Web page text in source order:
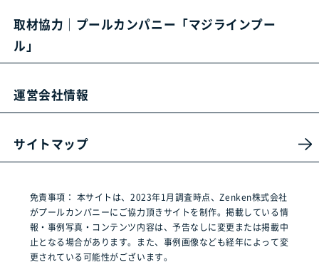
取材協力｜プールカンパニー「マジラインプー
ル」
運営会社情報
サイトマップ
免責事項： 本サイトは、2023年1月調査時点、Zenken株式会社
がプールカンパニーにご協力頂きサイトを制作。掲載している情
報・事例写真・コンテンツ内容は、予告なしに変更または掲載中
止となる場合があります。また、事例画像なども経年によって変
更されている可能性がございます。